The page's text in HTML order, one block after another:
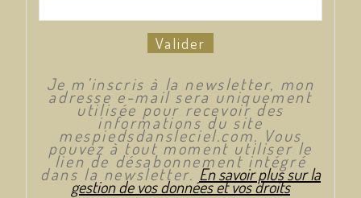
Valider
Je m’inscris à la newsletter, mon
adresse e-mail sera uniquement
utilisée pour recevoir des
informations du site
mespiedsdansleciel.com. Vous
pouvez à tout moment utiliser le
lien de désabonnement intégré
dans la newsletter.En savoir plus sur la
gestion de vos données et vos droits